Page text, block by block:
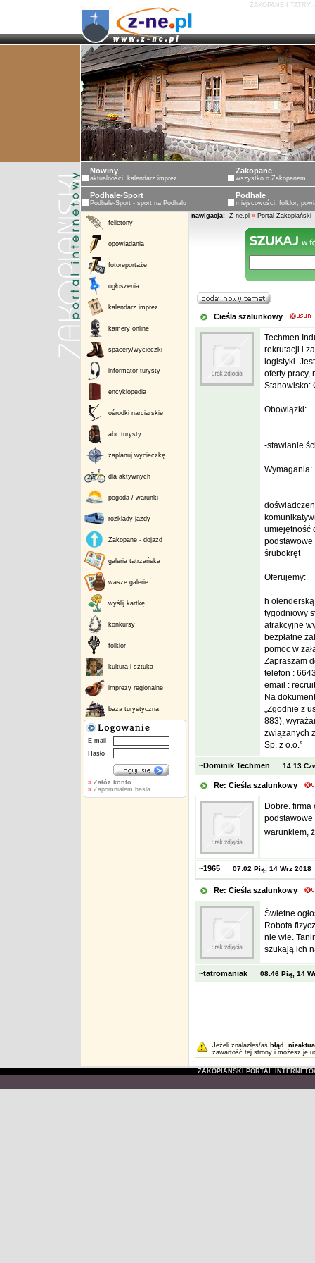
ZAKOPANE I TATRY
Nowiny
aktualności, kalendarz imprez
Zakopane
wszystko o Zakopanem
Podhale-Sport
Podhale-Sport - sport na Podhalu
Podhale
miejscowości, folklor,
felietony
opowiadania
fotoreportaże
ogłoszenia
kalendarz imprez
kamery online
spacery/wycieczki
informator turysty
encyklopedia
ośrodki narciarskie
abc turysty
zaplanuj wycieczkę
dla aktywnych
pogoda / warunki
rozkłady jazdy
Zakopane - dojazd
galeria tatrzańska
wasze galerie
wyślij kartkę
konkursy
folklor
kultura i sztuka
imprezy regionalne
baza turystyczna
E-mail
Hasło
» Załóż konto
»Zapomniałem hasła
nawigacja: Z-ne.pl » Portal Zakopiański
Cieśla szalunkowy
Techmen
rekrutacji i
logistyki.
oferty pracy,
Stanowisko:
Obowiązki:
-stawianie
Wymagania:
umiejętność
podstawowe
śrubokręt
Oferujemy:
h
tygodniowy
atrakcyjne
bezpłatne
pomoc w
Zapraszam
telefon :
email :
Na
„Zgodnie z
883),
związanych
Sp. z o.o.”
~Dominik Techmen 14:13
Re: Cieśla szalunkowy
Dobre. firma
podstawowe
warunkiem,
~1965 07:02 Pią, 14 Wrz 2018
Re: Cieśla szalunkowy
Świetne
Robota
nie wie.
szukają ich
~tatromaniak 08:46 Pią, 14
Jeżeli znalazłeś/aś błąd ,
zawartość tej strony i możesz je
ZAKOPIAŃSKI PORTAL